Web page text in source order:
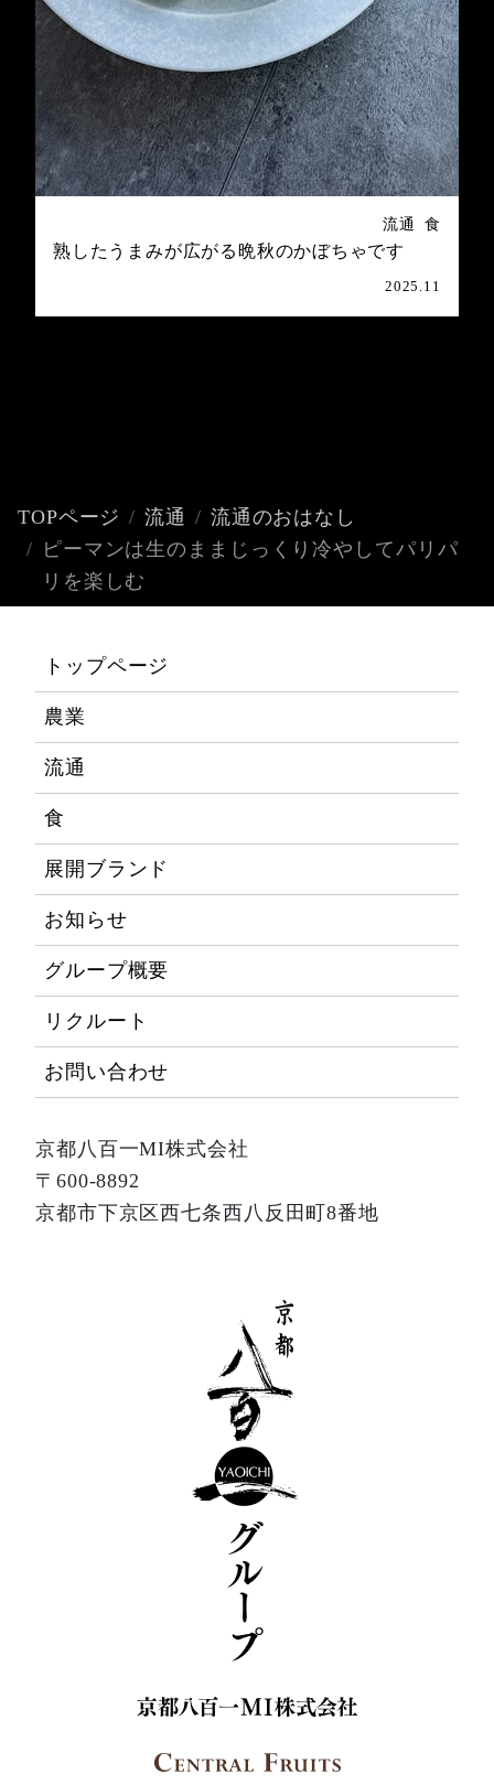
流通 食
熟したうまみが広がる晩秋のかぼちゃです
2025.11
TOPページ 流通
流通のおはなし
ピーマンは生のままじっくり冷やしてパリパ
リを楽しむ
トップページ
農業
流通
食
展開ブランド
お知らせ
グループ概要
リクルート
お問い合わせ
京都八百一MI株式会社
〒600-8892
京都市下京区西七条西八反田町8番地